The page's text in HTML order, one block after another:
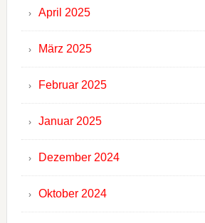
April 2025
März 2025
Februar 2025
Januar 2025
Dezember 2024
Oktober 2024